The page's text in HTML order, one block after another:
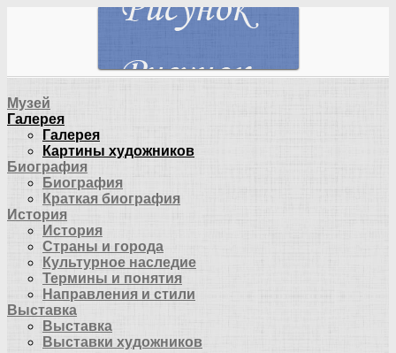
Музей
Галерея
Галерея
Картины художников
Биография
Биография
Краткая биография
История
История
Страны и города
Культурное наследие
Термины и понятия
Направления и стили
Выставка
Выставка
Выставки художников